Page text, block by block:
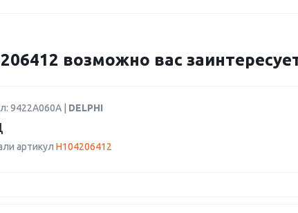
возможно вас
9422A060A | DELPHI
артикул H104206412